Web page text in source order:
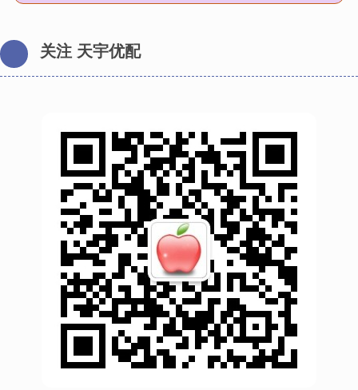
关注 天宇优配